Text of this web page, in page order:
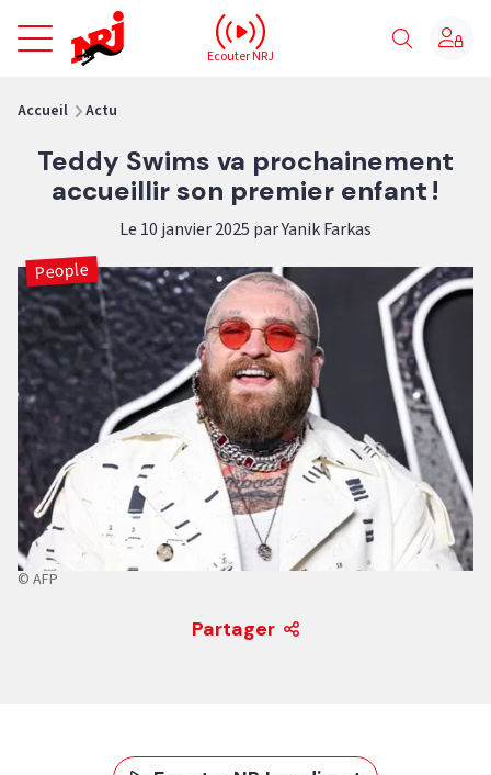
NRJ - Accueil
Ecouter NRJ
Accueil Actu
Teddy Swims va prochainement
accueillir son premier enfant !
Le 10 janvier 2025 par Yanik Farkas
People
© AFP
Partager